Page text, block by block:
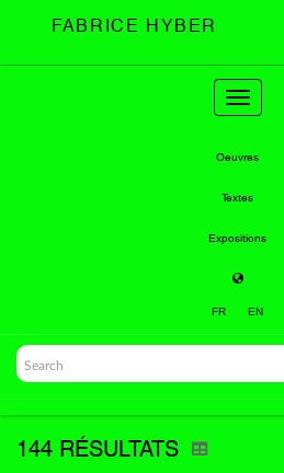
FABRICE HYBER
Toggle
navigation
Oeuvres
Textes
Expositions
FR EN
144 RÉSULTATS